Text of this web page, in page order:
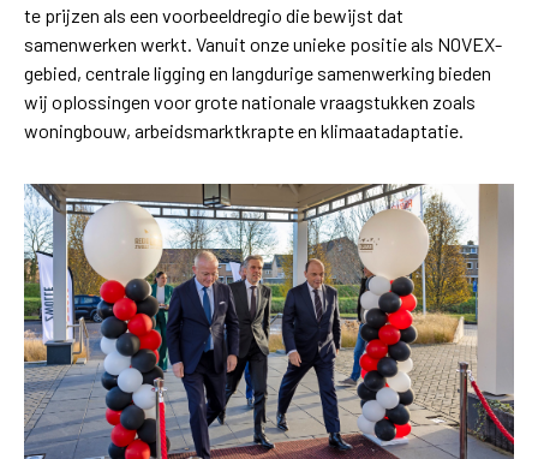
te prijzen als een voorbeeldregio die bewijst dat
samenwerken werkt. Vanuit onze unieke positie als NOVEX-
gebied, centrale ligging en langdurige samenwerking bieden
wij oplossingen voor grote nationale vraagstukken zoals
woningbouw, arbeidsmarktkrapte en klimaatadaptatie.